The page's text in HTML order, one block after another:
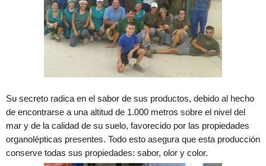
Su secreto radica en el sabor de sus productos, debido al hecho
de encontrarse a una altitud de 1.000 metros sobre el nivel del
mar y de la calidad de su suelo, favorecido por las propiedades
organolépticas presentes. Todo esto asegura que esta producción
conserve todas sus propiedades: sabor, olor y color.